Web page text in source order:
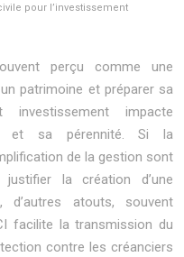
pour l’investissement
perçu comme une
patrimoine et préparer sa
impacte
et sa pérennité. Si la
de la gestion sont
la création d’une
d’autres atouts, souvent
facilite la transmission du
contre les créanciers